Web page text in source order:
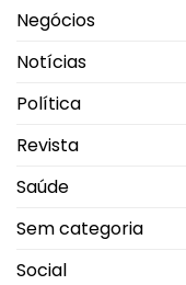
Negócios
Notícias
Política
Revista
Saúde
Sem categoria
Social